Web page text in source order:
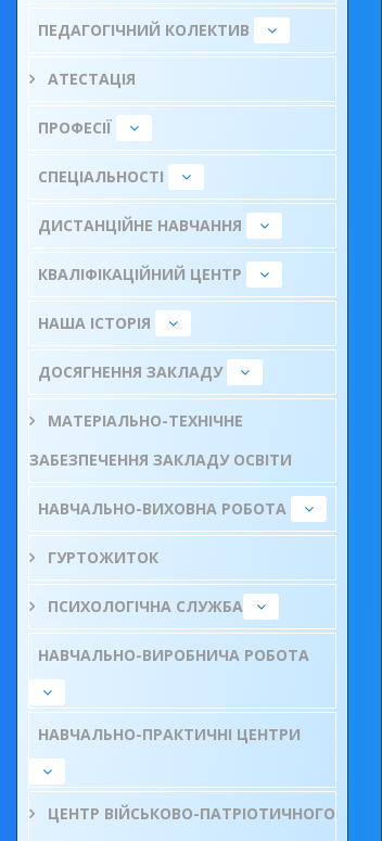
ПЕДАГОГІЧНИЙ КОЛЕКТИВ
АТЕСТАЦІЯ
ПРОФЕСІЇ
СПЕЦІАЛЬНОСТІ
ДИСТАНЦІЙНЕ НАВЧАННЯ
КВАЛІФІКАЦІЙНИЙ ЦЕНТР
НАША ІСТОРІЯ
ДОСЯГНЕННЯ ЗАКЛАДУ
МАТЕРІАЛЬНО-ТЕХНІЧНЕ
ЗАБЕЗПЕЧЕННЯ ЗАКЛАДУ ОСВІТИ
НАВЧАЛЬНО-ВИХОВНА РОБОТА
ГУРТОЖИТОК
ПСИХОЛОГІЧНА СЛУЖБА
НАВЧАЛЬНО-ВИРОБНИЧА РОБОТА
НАВЧАЛЬНО-ПРАКТИЧНІ ЦЕНТРИ
ЦЕНТР ВІЙСЬКОВО-ПАТРІОТИЧНОГО